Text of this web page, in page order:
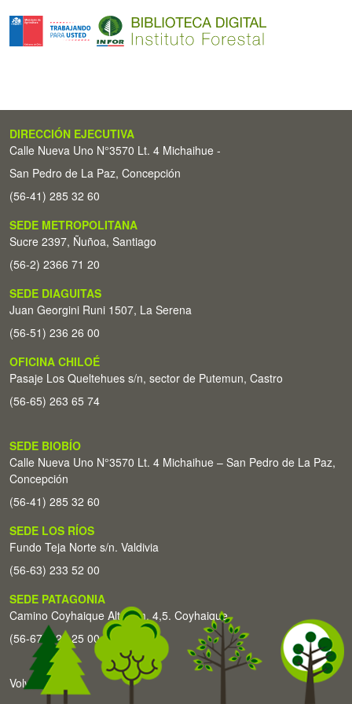
DIRECCIÓN EJECUTIVA
Calle Nueva Uno N°3570 Lt. 4 Michaihue -
San Pedro de La Paz, Concepción
(56-41) 285 32 60
SEDE METROPOLITANA
Sucre 2397, Ñuñoa, Santiago
(56-2) 2366 71 20
SEDE DIAGUITAS
Juan Georgini Runi 1507, La Serena
(56-51) 236 26 00
OFICINA CHILOÉ
Pasaje Los Queltehues s/n, sector de Putemun, Castro
(56-65) 263 65 74
SEDE BIOBÍO
Calle Nueva Uno N°3570 Lt. 4 Michaihue – San Pedro de La Paz,
Concepción
(56-41) 285 32 60
SEDE LOS RÍOS
Fundo Teja Norte s/n. Valdivia
(56-63) 233 52 00
SEDE PATAGONIA
Camino Coyhaique Alto Km. 4,5. Coyhaique
(56-67) 226 25 00
Volver arriba